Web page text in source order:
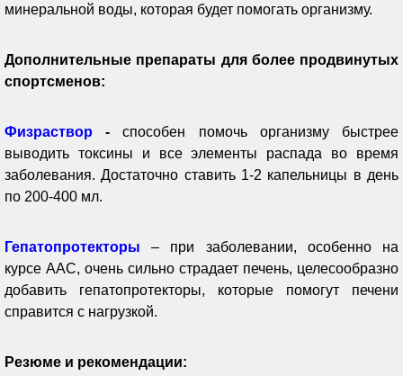
минеральной воды, которая будет помогать организму.
Дополнительные препараты для более продвинутых
спортсменов:
Физраствор - способен помочь организму быстрее
выводить токсины и все элементы распада во время
заболевания. Достаточно ставить 1-2 капельницы в день
по 200-400 мл.
Гепатопротекторы – при заболевании, особенно на
курсе ААС, очень сильно страдает печень, целесообразно
добавить гепатопротекторы, которые помогут печени
справится с нагрузкой.
Резюме и рекомендации: